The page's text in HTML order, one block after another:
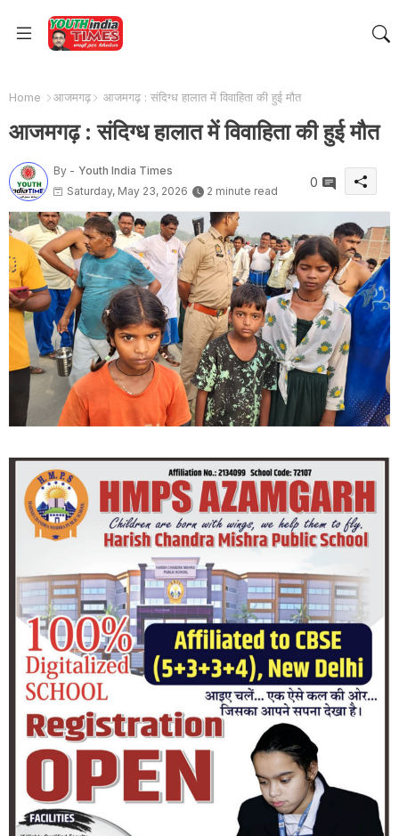
Home आजमगढ़ आजमगढ़ : संदिग्ध हालात में विवाहिता की हुई मौत
आजमगढ़ : संदिग्ध हालात में विवाहिता की हुई मौत
By - Youth India Times
Saturday, May 23, 2026
2 minute read
0